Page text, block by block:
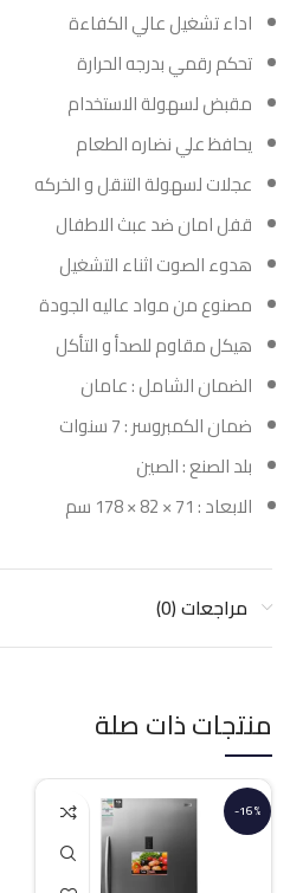
اداء تشغيل عالي الكفاءة
تحكم رقمي بدرجه الحرارة
مقبض لسهولة الاستخدام
يحافظ علي نضاره الطعام
عجلات لسهولة التنقل و الخركه
قفل امان ضد عبث الاطفال
هدوء الصوت اثناء التشغيل
مصنوع من مواد عاليه الجودة
هيكل مقاوم للصدأ و التأكل
الضمان الشامل : عامان
ضمان الكمبروسر : 7 سنوات
بلد الصنع : الصين
الابعاد : 71 × 82 × 178 سم
مراجعات (0)
منتجات ذات صلة
-16%